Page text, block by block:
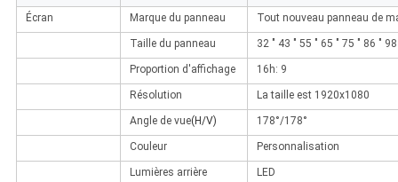
Écran Marque du panneau Tout nouveau panneau de
Taille du panneau 32 " 43 " 55 " 65 " 75 " 86 "
Proportion d'affichage 16h: 9
Résolution La taille est 1920x1080
Angle de vue(H/V) 178°/178°
Couleur Personnalisation
Lumières arrière LED